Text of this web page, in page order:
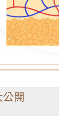
開